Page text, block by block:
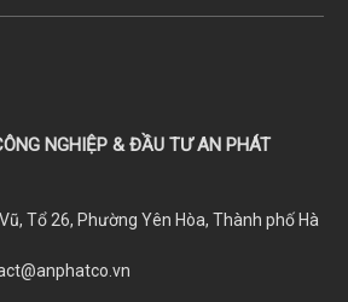
NGHIỆP & ĐẦU TƯ AN PHÁT
Tổ 26, Phường Yên Hòa, Thành phố Hà